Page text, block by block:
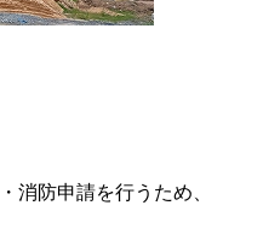
消防申請を行うため、